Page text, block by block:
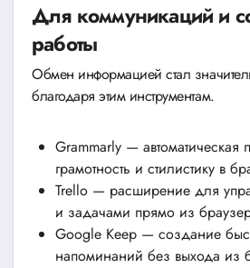
Для коммуникаций и
работы
Обмен информацией стал
благодаря этим инструментам.
Grammarly — автоматическая
грамотность и стилистику в
Trello — расширение для
и задачами прямо из
Google Keep — создание
напоминаний без выхода из